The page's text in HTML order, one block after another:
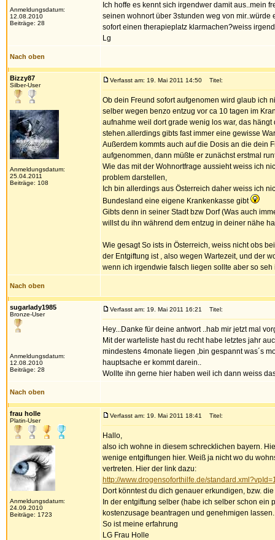
Anmeldungsdatum:
12.08.2010
Beiträge: 28
Ich hoffe es kennt sich irgendwer damit aus..mein
seinen wohnort über 3stunden weg von
sofort einen therapieplatz klarmachen?weiss
Lg
Nach oben
Bizzy87
Silber-User
Anmeldungsdatum:
25.04.2011
Beiträge: 108
Verfasst am: 19. Mai 2011 14:50 Titel:
Ob dein Freund sofort aufgenomen wird glaub ich
selber wegen benzo entzug vor ca 10 tagen im
aufnahme weil dort grade wenig los war, das
stehen.allerdings gibts fast immer eine gewisse
Außerdem kommts auch auf die Dosis an die dein
aufgenommen, dann müßte er zunächst erstmal
Wie das mit der Wohnortfrage aussieht weiss ich
problem darstellen,
Ich bin allerdings aus Österreich daher weiss ich
Bundesland eine eigene Krankenkasse gibt
Gibts denn in seiner Stadt bzw Dorf (Was auch
willst du ihn während dem entzug in deiner nähe
Wie gesagt So ists in Österreich, weiss nicht obs
der Entgiftung ist , also wegen Wartezeit, und der
wenn ich irgendwie falsch liegen sollte aber so
Nach oben
sugarlady1985
Bronze-User
Anmeldungsdatum:
12.08.2010
Beiträge: 28
Verfasst am: 19. Mai 2011 16:21 Titel:
Hey...Danke für deine antwort ..hab mir jetzt mal
Mit der warteliste hast du recht habe letztes jahr
mindestens 4monate liegen ,bin gespannt was´s
hauptsache er kommt darein..
Wollte ihn gerne hier haben weil ich dann weiss
Nach oben
frau holle
Platin-User
Anmeldungsdatum:
24.09.2010
Beiträge: 1723
Verfasst am: 19. Mai 2011 18:41 Titel:
Hallo,
also ich wohne in diesem schrecklichen bayern.
wenige entgiftungen hier. Weiß ja nicht wo du
vertreten. Hier der link dazu:
http://www.drogensoforthilfe.de/
Dort könntest du dich genauer erkundigen, bzw.
In der entgiftung selber (habe ich selber schon
kostenzusage beantragen und genehmigen lassen.
So ist meine erfahrung
LG Frau Holle